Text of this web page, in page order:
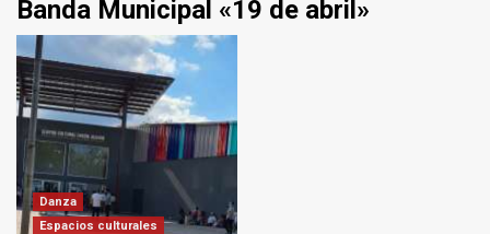
Banda Municipal «19 de abril»
Danza
Espacios culturales